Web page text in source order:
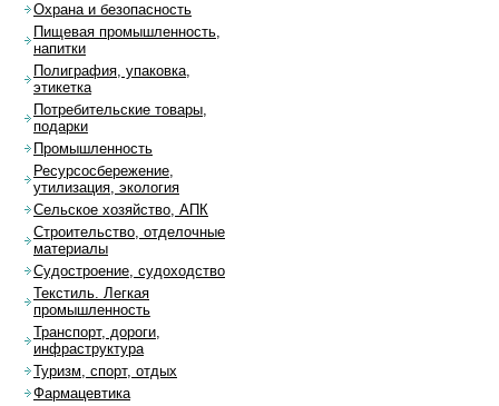
Охрана и безопасность
Пищевая промышленность,
напитки
Полиграфия, упаковка,
этикетка
Потребительские товары,
подарки
Промышленность
Ресурсосбережение,
утилизация, экология
Сельское хозяйство, АПК
Строительство, отделочные
материалы
Судостроение, судоходство
Текстиль. Легкая
промышленность
Транспорт, дороги,
инфраструктура
Туризм, спорт, отдых
Фармацевтика